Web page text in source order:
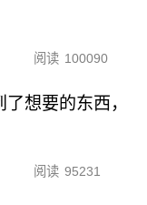
阅读 100090
想要的东西，
阅读 95231